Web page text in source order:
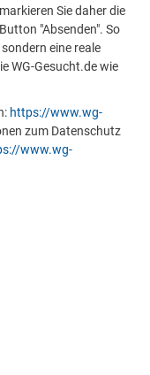
Sie daher die
"Absenden". So
eine reale
WG-Gesucht.de wie
https://www.wg-
zum Datenschutz
www.wg-